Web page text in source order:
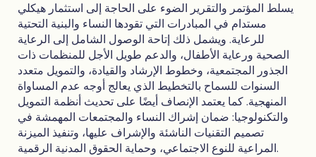
يسلط المؤتمر والتقرير الضوء على الحاجة إلى استثمار هيكلي
مستدام في المبادرات التي تقودها النساء والبنية التحتية
للرعاية. ويشمل ذلك إتاحة الوصول الشامل إلى الرعاية
الصحية ورعاية الأطفال، والدعم طويل الأجل للمنظمات ذات
الجذور المجتمعية، وخطوط الإرشاد والقيادة، والتمويل متعدد
السنوات للسماح بالتخطيط الذي يعالج أوجه عدم المساواة
المنهجية. كما يعتمد الإنصاف أيضًا على تحديث أنظمة التمويل
والتكنولوجيا: ضمان إشراك النساء والمجتمعات المهمشة في
تصميم التقنيات الناشئة والإشراف عليها، وتنفيذ الميزنة
المراعية للنوع الاجتماعي، وحماية الحقوق المدنية الرقمية.